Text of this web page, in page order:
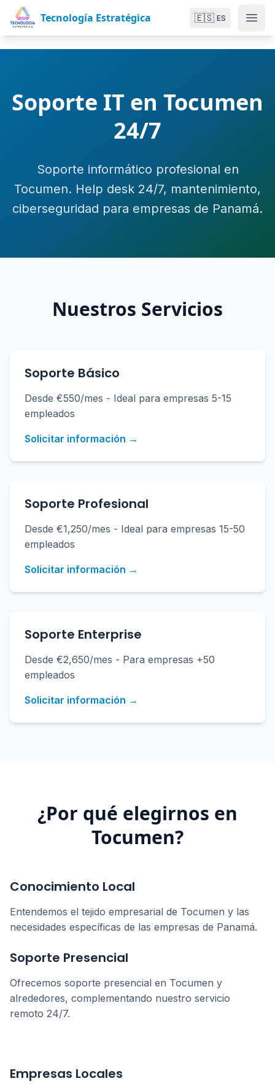
Tecnología Estratégica 🇪🇸 ES
Soporte IT en Tocumen
24/7
Soporte informático profesional en
Tocumen. Help desk 24/7, mantenimiento,
ciberseguridad para empresas de Panamá.
Nuestros Servicios
Soporte Básico
Desde €550/mes - Ideal para empresas 5-15
empleados
Solicitar información →
Soporte Profesional
Desde €1,250/mes - Ideal para empresas 15-50
empleados
Solicitar información →
Soporte Enterprise
Desde €2,650/mes - Para empresas +50
empleados
Solicitar información →
¿Por qué elegirnos en
Tocumen?
Conocimiento Local
Entendemos el tejido empresarial de Tocumen y las
necesidades específicas de las empresas de Panamá.
Soporte Presencial
Ofrecemos soporte presencial en Tocumen y
alrededores, complementando nuestro servicio
remoto 24/7.
Empresas Locales